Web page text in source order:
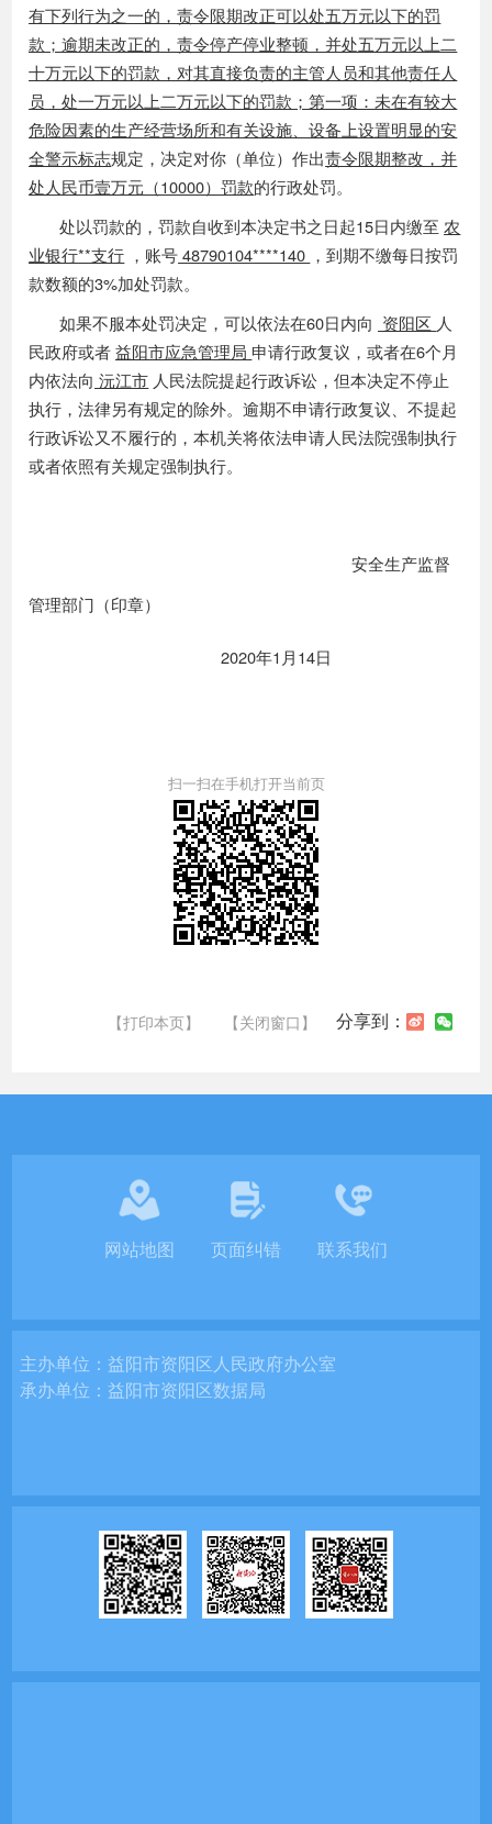
有下列行为之一的，责令限期改正可以处五万元以下的罚
款 ；逾期未改正的，责令停产停业整顿，并处五万元以上二
十万元以下的罚款，对其直接负责的主管人员和其他责任人
员，处一万元以上二万元以下的罚款 ；第一项 ：未在有较大
危险因素的生产经营场所和有关设施、设备上设置明显的安
全警示标志规定， 决定对你 （单位）作出责令限期整改，并
处人民币壹万元 （10000）罚款的行政处罚。
处以罚款的，罚款自收到本决定书之日起15日内缴至农
业银行**支行 ，账号48790104****140 ，到期不缴每日按罚
款数额的3%加处罚款。
如果不服本处罚决定，可以依法在60日内向 资阳区 人
民政府或者 益阳市应急管理局 申请行政复议，或者在6个月
内依法向 沅江市 人民法院提起行政诉讼，但本决定不停止
执行，法律另有规定的除外。逾期不申请行政复议、不提起
行政诉讼又不履行的，本机关将依法申请人民法院强制执行
或者依照有关规定强制执行。
安全生产监督
管理部门（印章）
2020年1月14日
扫一扫在手机打开当前页
【打印本页】 【关闭窗口】 分享到：
网站地图 页面纠错 联系我们
主办单位：益阳市资阳区人民政府办公室
承办单位：益阳市资阳区数据局